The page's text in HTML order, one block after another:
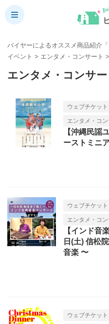
バイヤーによるオススメ商品紹介「
イベント > エンタメ・コンサート >
エンタメ・コンサー
ウェブチケット
エンタメ・コン
【沖縄民謡
ーストミニ
ウェブチケット
エンタメ・コン
【インド音
日(土) 信松
音楽 〜
ウェブチケット